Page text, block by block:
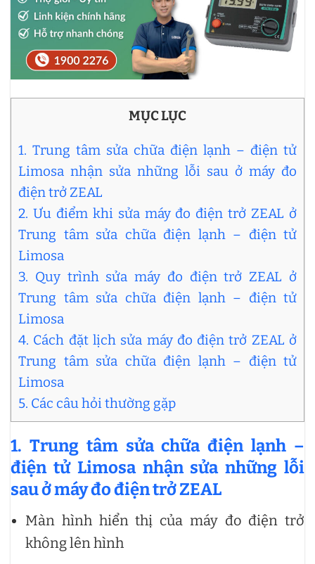
MỤC LỤC
1. Trung tâm sửa chữa điện lạnh – điện tử
Limosa nhận sửa những lỗi sau ở máy đo
điện trở ZEAL
2. Ưu điểm khi sửa máy đo điện trở ZEAL ở
Trung tâm sửa chữa điện lạnh – điện tử
Limosa
3. Quy trình sửa máy đo điện trở ZEAL ở
Trung tâm sửa chữa điện lạnh – điện tử
Limosa
4. Cách đặt lịch sửa máy đo điện trở ZEAL ở
Trung tâm sửa chữa điện lạnh – điện tử
Limosa
5. Các câu hỏi thường gặp
1. Trung tâm sửa chữa điện lạnh –
điện tử Limosa nhận sửa những lỗi
sau ở máy đo điện trở ZEAL
Màn hình hiển thị của máy đo điện trở
không lên hình